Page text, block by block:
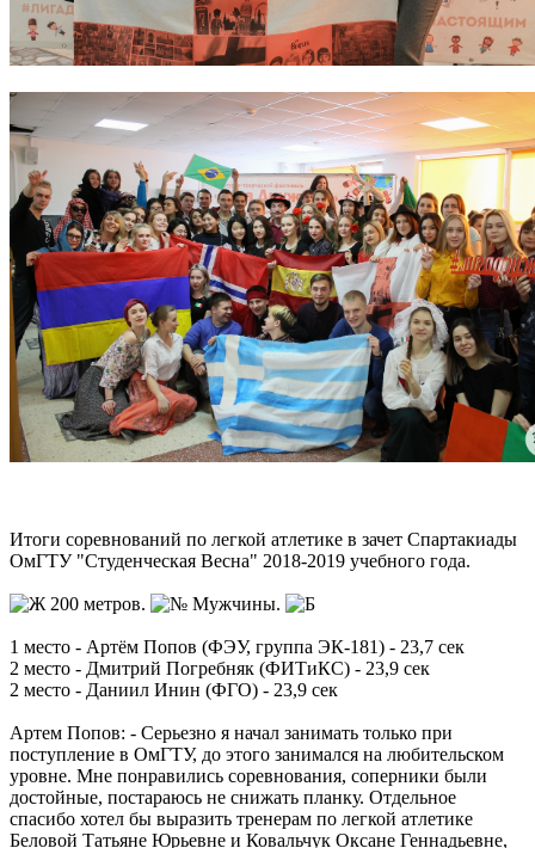
Итоги соревнований по легкой атлетике в зачет Спартакиады
ОмГТУ "Студенческая Весна" 2018-2019 учебного года.
200 метров. Мужчины.
1 место - Артём Попов (ФЭУ, группа ЭК-181) - 23,7 сек
2 место - Дмитрий Погребняк (ФИТиКС) - 23,9 сек
2 место - Даниил Инин (ФГО) - 23,9 сек
Артем Попов: - Серьезно я начал занимать только при
поступление в ОмГТУ, до этого занимался на любительском
уровне. Мне понравились соревнования, соперники были
достойные, постараюсь не снижать планку. Отдельное
спасибо хотел бы выразить тренерам по легкой атлетике
Беловой Татьяне Юрьевне и Ковальчук Оксане Геннадьевне,